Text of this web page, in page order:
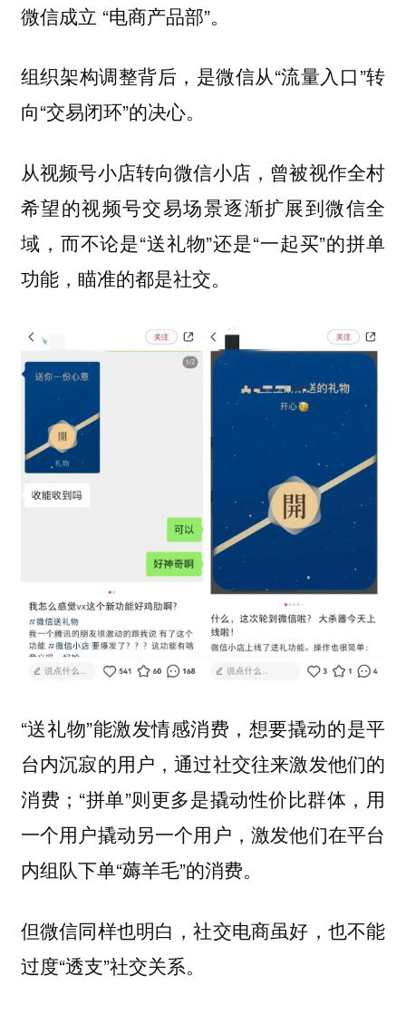
微信成立 “电商产品部”。
组织架构调整背后，是微信从“流量入口”转
向“交易闭环”的决心。
从视频号小店转向微信小店，曾被视作全村
希望的视频号交易场景逐渐扩展到微信全
域，而不论是“送礼物”还是“一起买”的拼单
功能，瞄准的都是社交。
“送礼物”能激发情感消费，想要撬动的是平
台内沉寂的用户，通过社交往来激发他们的
消费；“拼单”则更多是撬动性价比群体，用
一个用户撬动另一个用户，激发他们在平台
内组队下单“薅羊毛”的消费。
但微信同样也明白，社交电商虽好，也不能
过度“透支”社交关系。